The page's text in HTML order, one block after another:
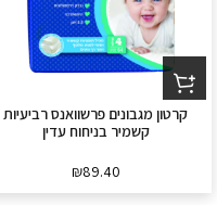
קרטון מגבונים פרשוואנס רביעיות
קשמיר בניחוח עדין
₪89.40